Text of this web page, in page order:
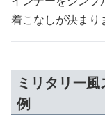
着こなしが決まり
ミリタリー
例